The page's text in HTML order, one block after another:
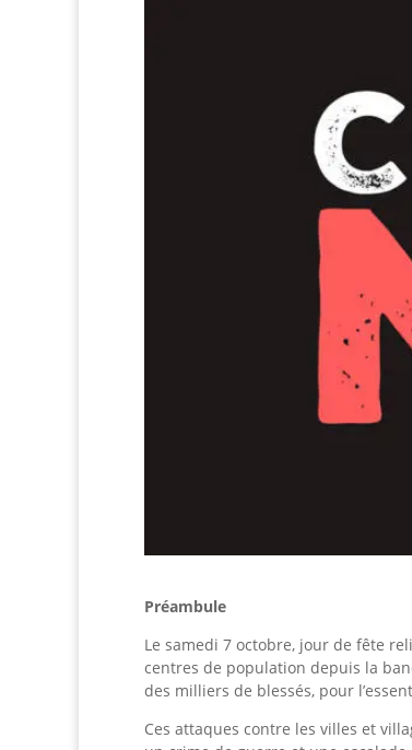
Préambule
Le samedi 7 octobre, jour de fête
centres de population depuis la
des milliers de blessés, pour
Ces attaques contre les villes et